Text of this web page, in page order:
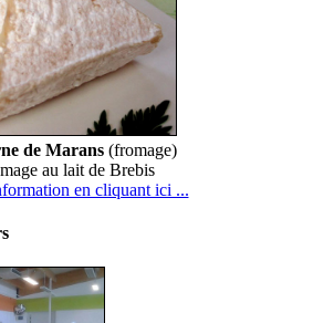
de Marans (fromage)
au lait de Brebis
en cliquant ici ...